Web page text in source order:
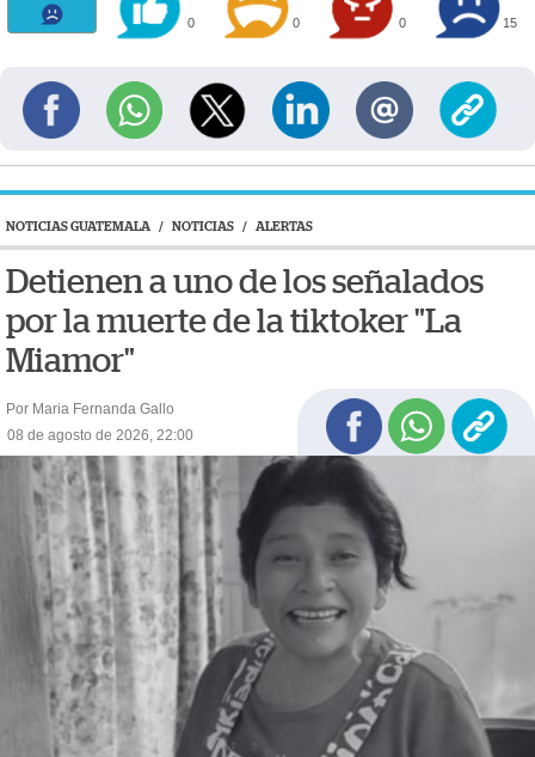
0 0 0 15
NOTICIAS GUATEMALA / NOTICIAS / ALERTAS
Detienen a uno de los señalados
por la muerte de la tiktoker "La
Miamor"
Por Maria Fernanda Gallo
08 de agosto de 2026, 22:00